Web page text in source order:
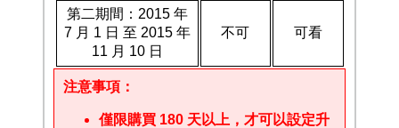
第二期間：2015 年
7 月 1 日 至 2015 年
11 月 10 日
不可 可看
注意事項：
僅限購買 180 天以上，才可以設定升